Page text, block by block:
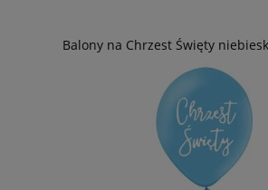
Balony na Chrzest Święty